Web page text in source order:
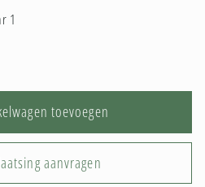
1
toevoegen
aanvragen